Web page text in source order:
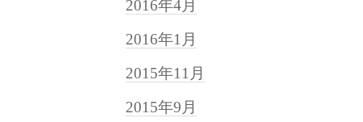
2016年4月
2016年1月
2015年11月
2015年9月